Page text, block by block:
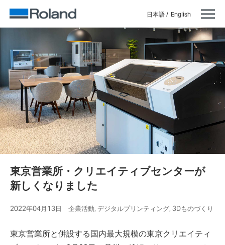
日本語 English
東京営業所・クリエイティブセンターが
新しくなりました
2022年04月13日 企業活動, デジタルプリンティング, 3Dものづくり
東京営業所と併設する国内最大規模の東京クリエイティ